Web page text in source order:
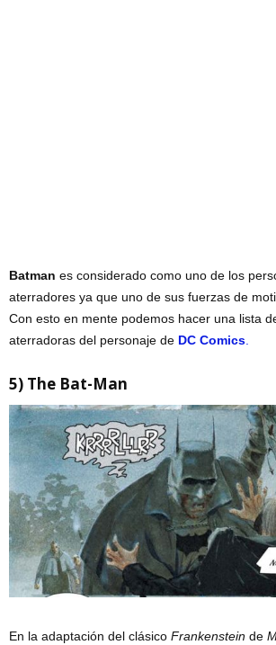
Batman es considerado como uno de los
aterradores ya que uno de sus fuerzas de
Con esto en mente podemos hacer una lista
aterradoras del personaje de DC Comics
5) The Bat-Man
En la adaptación del clásico Frankenstein de